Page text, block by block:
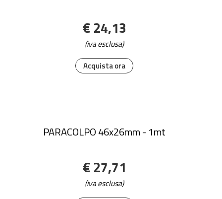
Acquista ora
€ 24,13
(iva esclusa)
PARACOLPO 46x26mm - 1mt
€ 27,71
(iva esclusa)